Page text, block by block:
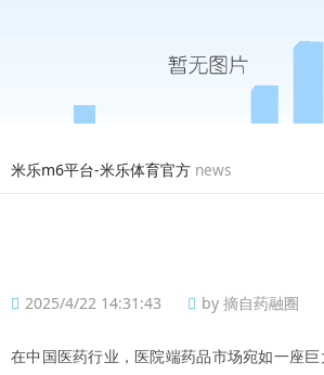
米乐m6平台-米乐体育官方 news
2025/4/22 14:31:43 by 摘自药融圈
在中国医药行业，医院端药品市场宛如一座